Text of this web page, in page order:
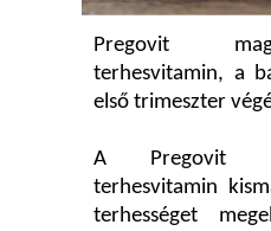
Pregovit
terhesvitamin, a
első trimeszter
A Pregovit
terhesvitamin
terhességet